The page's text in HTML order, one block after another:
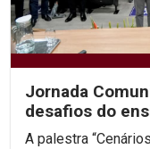
Jornada
desafios do
A palestra